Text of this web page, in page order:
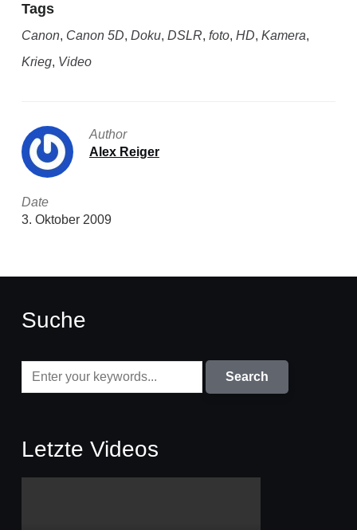
Tags
Canon, Canon 5D, Doku, DSLR, foto, HD, Kamera,
Krieg, Video
Author
Alex Reiger
Date
3. Oktober 2009
Suche
Letzte Videos